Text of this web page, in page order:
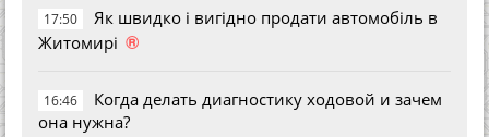
17:50
Як швидко і вигідно продати автомобіль в
Житомирі ®
16:46
Когда делать диагностику ходовой и зачем
она нужна?